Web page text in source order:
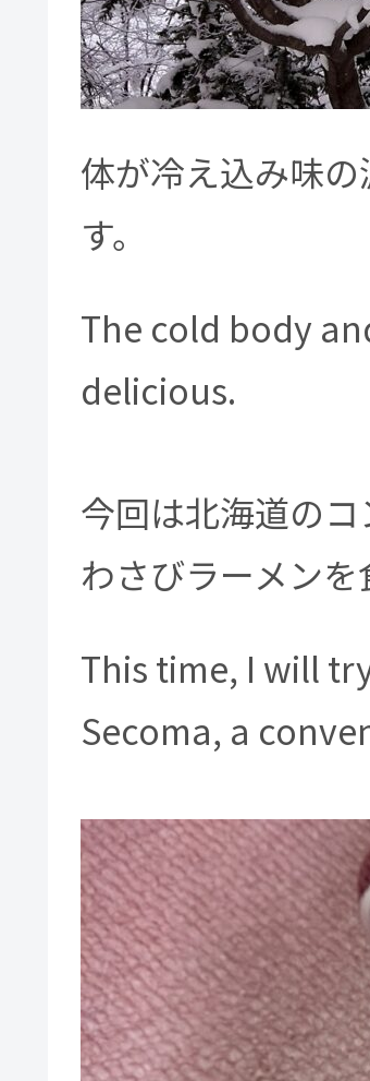
体が冷え込み味
す。
The cold body
delicious.
今回は北海道の
わさびラーメンを
This time, I will
Secoma, a